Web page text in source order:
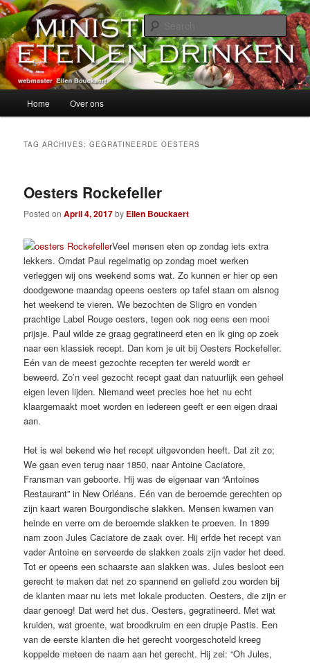
Skip
to
primary
content
Skip
to
secondary
contentMinisterie van Eten en Drinken
alles over eten, drinken en andere genoegens…
Home Over ons
TAG ARCHIVES:GEGRATINEERDE OESTERS
Oesters Rockefeller
Posted onApril 4, 2017by Ellen Bouckaert
Veel mensen eten op zondag iets extra
lekkers. Omdat Paul regelmatig op zondag moet werken
verleggen wij ons weekend soms wat. Zo kunnen er hier op een
doodgewone maandag opeens oesters op tafel staan om alsnog
het weekend te vieren. We bezochten de Sligro en vonden
prachtige Label Rouge oesters, tegen ook nog eens een mooi
prijsje. Paul wilde ze graag gegratineerd eten en ik ging op zoek
naar een klassiek recept. Dan kom je uit bij Oesters Rockefeller.
Eén van de meest gezochte recepten ter wereld wordt er
beweerd. Zo’n veel gezocht recept gaat dan natuurlijk een geheel
eigen leven lijden. Niemand weet precies hoe het nu echt
klaargemaakt moet worden en iedereen geeft er een eigen draai
aan.
Het is wel bekend wie het recept uitgevonden heeft. Dat zit zo;
We gaan even terug naar 1850, naar Antoine Caciatore,
Fransman van geboorte. Hij was de eigenaar van “Antoines
Restaurant” in New Orléans. Eén van de beroemde gerechten op
zijn kaart waren Bourgondische slakken. Mensen kwamen van
heinde en verre om de beroemde slakken te proeven. In 1899
nam zoon Jules Caciatore de zaak over. Hij erfde het recept van
vader Antoine en serveerde de slakken zoals zijn vader het deed.
Tot er opeens een schaarste aan slakken was. Jules besloot een
gerecht te maken dat net zo spannend en geliefd zou worden bij
de klanten maar nu iets met lokale producten. Oesters, die zijn er
daar genoeg! Dat werd het dus. Oesters, gegratineerd. Met wat
kruiden, wat groente, wat broodkruim en een drupje Pastis. Een
van de eerste klanten die het gerecht voorgeschoteld kreeg
koppelde meteen de naam aan het gerecht. Hij zei: “Oh Jules,